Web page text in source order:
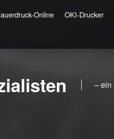
Online OKI-Drucker
– ein